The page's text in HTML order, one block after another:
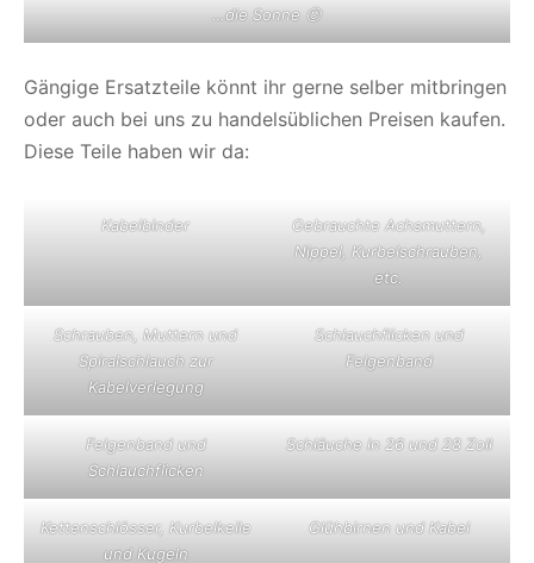
…die Sonne 😉
Gängige Ersatzteile könnt ihr gerne selber mitbringen
oder auch bei uns zu handelsüblichen Preisen kaufen.
Diese Teile haben wir da:
Kabelbinder
Gebrauchte Achsmuttern,
Nippel, Kurbelschrauben,
etc.
Schrauben, Muttern und
Spiralschlauch zur
Kabelverlegung
Schlauchflicken und
Felgenband
Felgenband und
Schlauchflicken
Schläuche in 26 und 28 Zoll
Kettenschlösser, Kurbelkeile
und Kugeln
Glühbirnen und Kabel